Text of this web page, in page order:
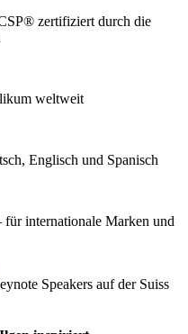
zertifiziert durch die
weltweit
Englisch und Spanisch
internationale Marken und
Speakers auf der Suiss